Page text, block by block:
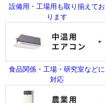
設備用・工場用も取り揃えてお
ります
食品関係・工場・研究室などに
対応